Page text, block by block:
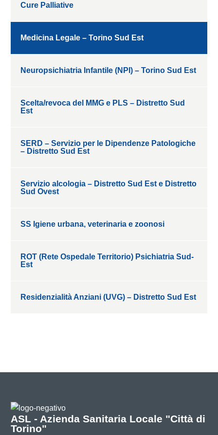
Cure Palliative
Medicina Legale – Torino Sud Est
Neuropsichiatria Infantile (NPI) – Torino Sud Est
Scelta/revoca del MMG e PLS – Distretto Sud
Est
SERD – Servizio per le Dipendenze Patologiche
– Distretto Sud Est
Servizio alcologia – Distretto Sud Est e Distretto
Sud Ovest
SS Igiene urbana, veterinaria e zoonosi
ROT (Rete Ospedale Territorio) Psichiatria Sud-
Est
Residenzialità Anziani (UVG) – Distretto Sud Est
ASL - Azienda Sanitaria Locale "Città di
Torino"